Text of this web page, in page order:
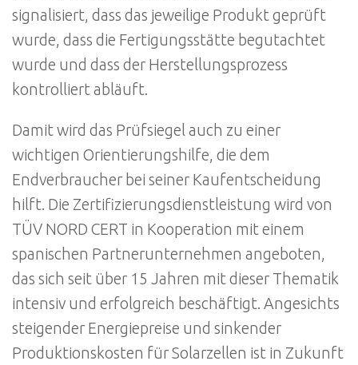
signalisiert, dass das jeweilige Produkt geprüft
wurde, dass die Fertigungsstätte begutachtet
wurde und dass der Herstellungsprozess
kontrolliert abläuft.
Damit wird das Prüfsiegel auch zu einer
wichtigen Orientierungshilfe, die dem
Endverbraucher bei seiner Kaufentscheidung
hilft. Die Zertifizierungsdienstleistung wird von
TÜV NORD CERT in Kooperation mit einem
spanischen Partnerunternehmen angeboten,
das sich seit über 15 Jahren mit dieser Thematik
intensiv und erfolgreich beschäftigt. Angesichts
steigender Energiepreise und sinkender
Produktionskosten für Solarzellen ist in Zukunft